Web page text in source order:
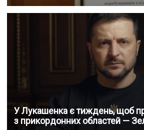
У Лукашенка є тиждень, щоб
з прикордонних областей —